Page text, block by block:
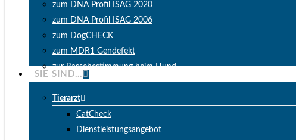
zum DNA Profil ISAG 2020
zum DNA Profil ISAG 2006
zum DogCHECK
zum MDR1 Gendefekt
zur Rassebestimmung beim Hund
SIE SIND…
Tierarzt
CatCheck
Dienstleistungsangebot